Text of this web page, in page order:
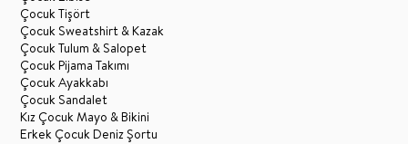
Çocuk Tişört
Çocuk Sweatshirt & Kazak
Çocuk Tulum & Salopet
Çocuk Pijama Takımı
Çocuk Ayakkabı
Çocuk Sandalet
Kız Çocuk Mayo & Bikini
Erkek Çocuk Deniz Şortu